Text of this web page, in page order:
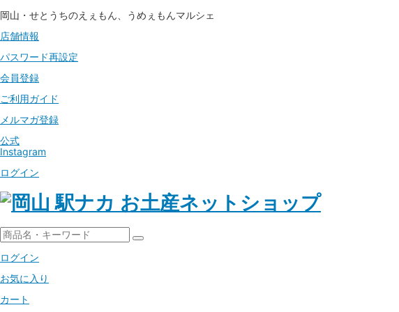
岡山・せとうちのえぇもん、うめぇもんマルシェ
店舗情報
パスワード再設定
会員登録
ご利用ガイド
メルマガ登録
公式
Instagram
ログイン
ログイン
お気に入り
カート